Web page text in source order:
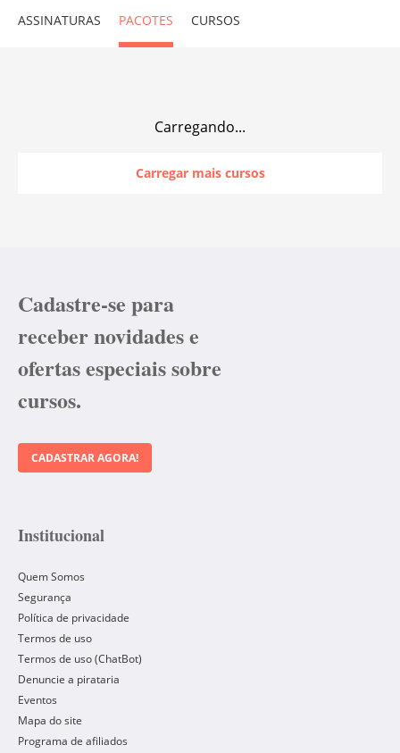
ASSINATURAS PACOTES CURSOS
Carregando...
Carregar mais cursos
Cadastre-se para
receber novidades e
ofertas especiais sobre
cursos.
CADASTRAR AGORA!
Institucional
Quem Somos
Segurança
Política de privacidade
Termos de uso
Termos de uso (ChatBot)
Denuncie a pirataria
Eventos
Mapa do site
Programa de afiliados